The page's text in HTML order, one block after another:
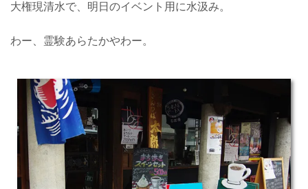
大権現清水で、明日のイベント用に水汲み。
わー、霊験あらたかやわー。